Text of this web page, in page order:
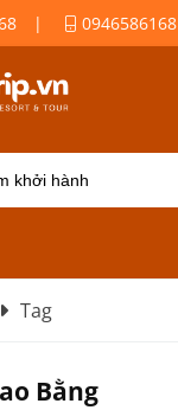
| 0946586168
Tag
Bằng